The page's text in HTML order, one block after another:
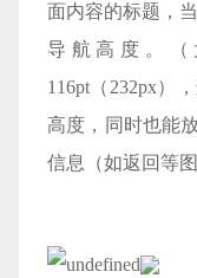
面内容的标题，
导航高度。
116pt（232px）
高度，同时也能
信息（如返回等图